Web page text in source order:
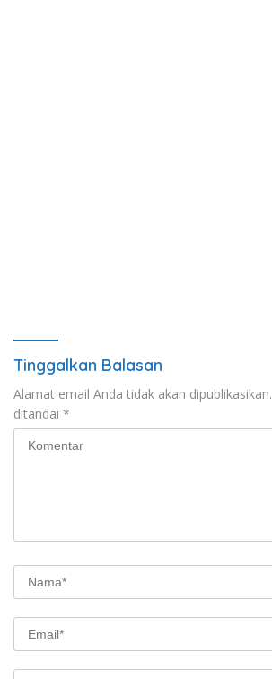
Tinggalkan Balasan
Alamat email Anda tidak akan dipublikasikan.
ditandai *